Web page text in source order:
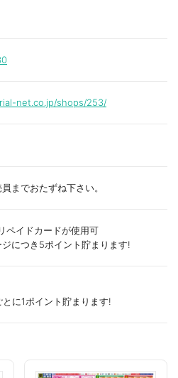
net.co.jp/shops/253/
までおたずね下さい。
ペイドカードが使用可
につき5ポイント貯まります!
に1ポイント貯まります!